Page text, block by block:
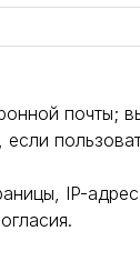
почты;
IP-